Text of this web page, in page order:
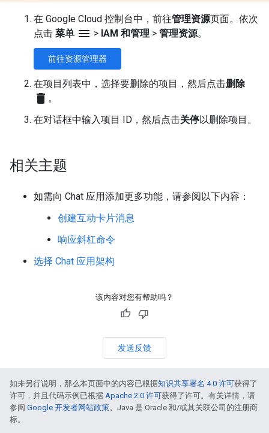
在 Google Cloud 控制台中，前往管理资源页面。依次
点击 菜单 menu > IAM 和管理 > 管理资源。
前往资源管理器
在项目列表中，选择要删除的项目，然后点击删除
delete 。
在对话框中输入项目 ID，然后点击关停以删除项目。
相关主题
如需向 Chat 应用添加更多功能，请参阅以下内容：
创建互动卡片消息
响应斜杠命令
选择 Chat 应用架构
该内容对您有帮助吗？
发送反馈
如未另行说明，那么本页面中的内容已根据知识共享署名 4.0 许可获得了
许可，并且代码示例已根据 Apache 2.0 许可获得了许可。有关详情，请
参阅 Google 开发者网站政策。Java 是 Oracle 和/或其关联公司的注册商
标。